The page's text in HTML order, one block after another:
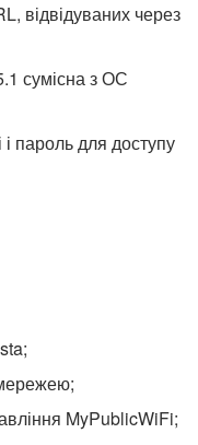
відвідуваних через
сумісна з ОС
пароль для доступу
MyPublicWiFi;